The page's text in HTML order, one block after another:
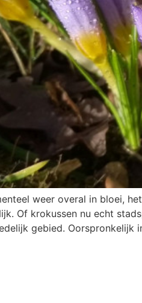
weer overal in bloei,
Of krokussen nu echt
gebied. Oorspronkelijk